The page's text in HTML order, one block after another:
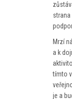
Mrzí
a k
tímto
je a